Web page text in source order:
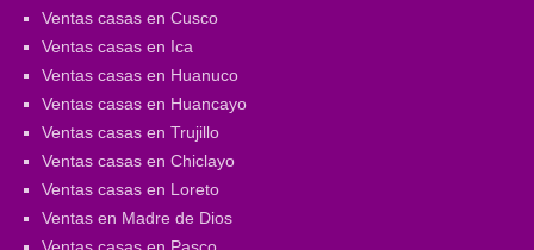
Ventas casas en Cusco
Ventas casas en Ica
Ventas casas en Huanuco
Ventas casas en Huancayo
Ventas casas en Trujillo
Ventas casas en Chiclayo
Ventas casas en Loreto
Ventas en Madre de Dios
Ventas casas en Pasco